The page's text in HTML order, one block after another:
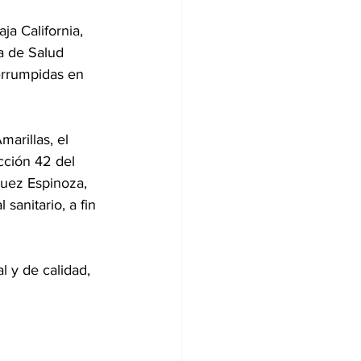
California,
de Salud
en
el
42 del
Espinoza,
sanitario, a fin
y de calidad,